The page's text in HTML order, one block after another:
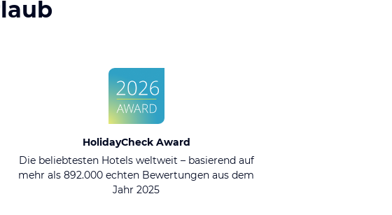
HolidayCheck Award
Die beliebtesten Hotels weltweit – basierend auf
mehr als 892.000 echten Bewertungen aus dem
Jahr 2025